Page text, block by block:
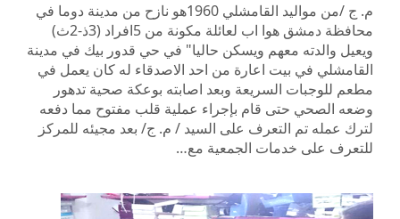
م. ج /من مواليد القامشلي 1960هو نازح من مدينة دوما في
محافظة دمشق هوا اب لعائلة مكونة من 5افراد (3ذ-2ث)
ويعيل والدته معهم ويسكن حاليا" في حي قدور بيك في مدينة
القامشلي في بيت اعارة من احد الاصدقاء له كان يعمل في
مطعم للوجبات السريعة وبعد اصابته بوعكة صحية تدهور
وضعه الصحي حتى قام بإجراء عملية قلب مفتوح مما دفعه
لترك عمله تم التعرف على السيد / م. ج/ بعد مجيئه للمركز
للتعرف على خدمات الجمعية مع…